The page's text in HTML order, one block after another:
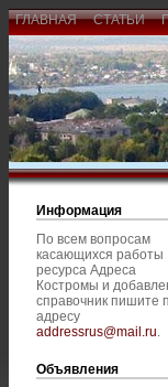
ГЛАВНАЯ СТАТЬИ
Информация
По всем вопросам
касающихся работы
ресурса Адреса
Костромы и
справочник пишите
адресу
addressrus@mail.ru.
Объявления